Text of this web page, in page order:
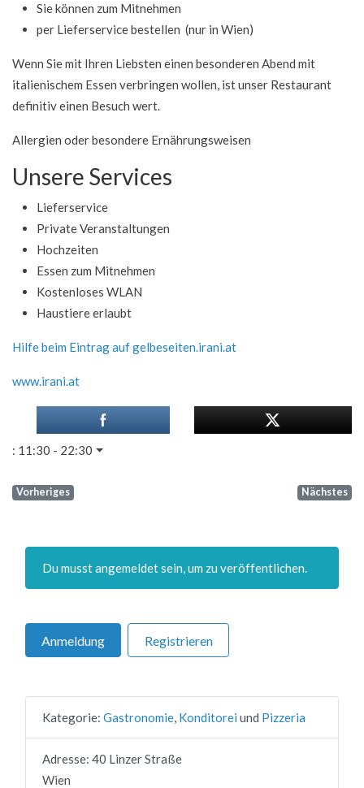
Sie können zum Mitnehmen
per Lieferservice bestellen (nur in Wien)
Wenn Sie mit Ihren Liebsten einen besonderen Abend mit
italienischem Essen verbringen wollen, ist unser Restaurant
definitiv einen Besuch wert.
Allergien oder besondere Ernährungsweisen
Unsere Services
Lieferservice
Private Veranstaltungen
Hochzeiten
Essen zum Mitnehmen
Kostenloses WLAN
Haustiere erlaubt
Hilfe beim Eintrag auf gelbeseiten.irani.at
www.irani.at
: 11:30 - 22:30
Vorheriges Nächstes
Du musst angemeldet sein, um zu veröffentlichen.
Anmeldung Registrieren
Kategorie: Gastronomie, Konditorei und Pizzeria
Adresse: 40 Linzer Straße
Wien